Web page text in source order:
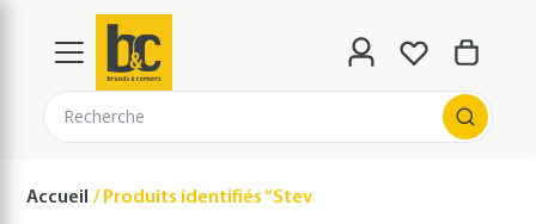
Recherche
Accueil Produits identifiés “Steve Parker”